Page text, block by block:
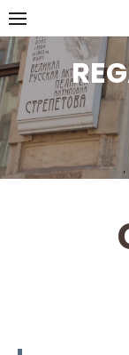
Skip
to
content